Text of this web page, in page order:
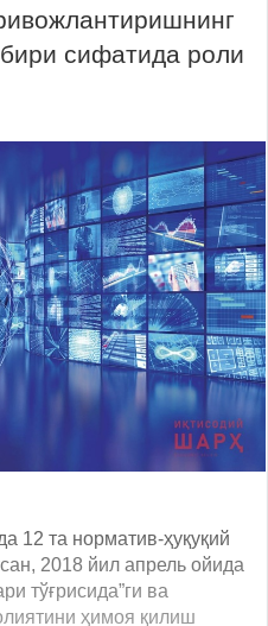
сифатида роли
12 та норматив-ҳуқуқий
2018 йил апрель ойида
тўғрисида”ги ва
ҳимоя қилиш